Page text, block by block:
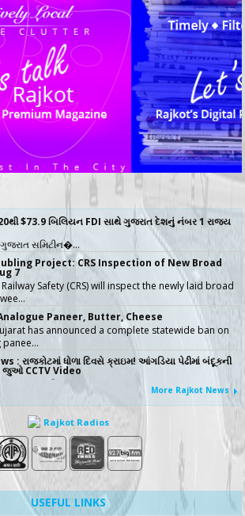
$73.9 બિલિયન FDI સાથે ગુજરાત દેશનું નંબર 1 રાજ્ય
ગુજરાત સમિટીન�…
Project: CRS Inspection of New Broad
7
Safety (CRS) will inspect the newly laid broad
Paneer, Butter, Cheese
has announced a complete statewide ban on
panee…
રાજકોટમાં ધોળા દિવસે ક્રાઇમ! આંગડિયા પેઢીમાં બંદૂકની
જુઓ CCTV Video
19 લાખ રૂપિય…
સમાચાર, રાજકોટ એઈમ્સ હોસ્પિટલમાં સ્પાઈન સર્જરીનો
રાહતના �…
Visits for Passport Verification in Gujarat,
Gyanendrasinh Malik has issued strict directives
15 રાજ્યોના વરિષ્ઠ નાગરિકો માટે ખાસ યોજના, જાણો કોણ
More Rajkot News
Rajkot Radios
USEFUL LINKS